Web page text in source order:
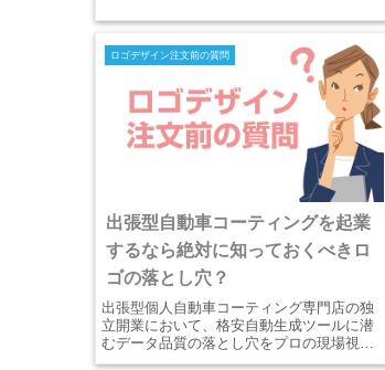
文字潰れを防ぐベクター設計、ワンストッ
プ印刷までを網羅。
ロゴデザイン注文前の質問
出張型自動車コーティングを起業
するなら絶対に知っておくべきロ
ゴの落とし穴？
出張型個人自動車コーティング専門店の独
立開業において、格安自動生成ツールに潜
むデータ品質の落とし穴をプロの現場視点